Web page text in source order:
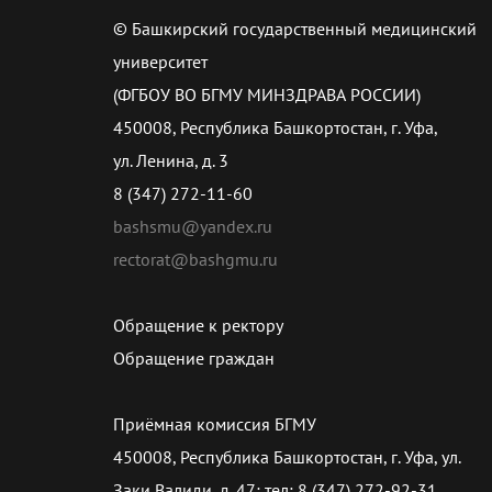
© Башкирский государственный медицинский
университет
(ФГБОУ ВО БГМУ МИНЗДРАВА РОССИИ)
450008, Республика Башкортостан, г. Уфа,
ул. Ленина, д. 3
8 (347) 272-11-60
bashsmu@yandex.ru
rectorat@bashgmu.ru
Обращение к ректору
Обращение граждан
Приёмная комиссия БГМУ
450008, Республика Башкортостан, г. Уфа, ул.